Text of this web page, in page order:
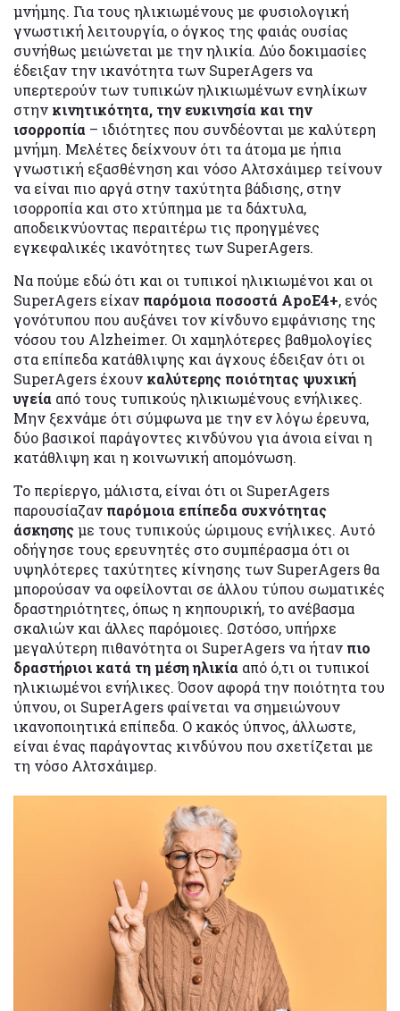
μνήμης. Για τους ηλικιωμένους με φυσιολογική
γνωστική λειτουργία, ο όγκος της φαιάς ουσίας
συνήθως μειώνεται με την ηλικία. Δύο δοκιμασίες
έδειξαν την ικανότητα των SuperAgers να
υπερτερούν των τυπικών ηλικιωμένων ενηλίκων
στην κινητικότητα, την ευκινησία και την
ισορροπία – ιδιότητες που συνδέονται με καλύτερη
μνήμη. Μελέτες δείχνουν ότι τα άτομα με ήπια
γνωστική εξασθένηση και νόσο Αλτσχάιμερ τείνουν
να είναι πιο αργά στην ταχύτητα βάδισης, στην
ισορροπία και στο χτύπημα με τα δάχτυλα,
αποδεικνύοντας περαιτέρω τις προηγμένες
εγκεφαλικές ικανότητες των SuperAgers.
Να πούμε εδώ ότι και οι τυπικοί ηλικιωμένοι και οι
SuperAgers είχαν παρόμοια ποσοστά ApoE4+, ενός
γονότυπου που αυξάνει τον κίνδυνο εμφάνισης της
νόσου του Alzheimer. Οι χαμηλότερες βαθμολογίες
στα επίπεδα κατάθλιψης και άγχους έδειξαν ότι οι
SuperAgers έχουν καλύτερης ποιότητας ψυχική
υγεία από τους τυπικούς ηλικιωμένους ενήλικες.
Μην ξεχνάμε ότι σύμφωνα με την εν λόγω έρευνα,
δύο βασικοί παράγοντες κινδύνου για άνοια είναι η
κατάθλιψη και η κοινωνική απομόνωση.
Το περίεργο, μάλιστα, είναι ότι οι SuperAgers
παρουσίαζαν παρόμοια επίπεδα συχνότητας
άσκησηςμε τους τυπικούς ώριμους ενήλικες. Αυτό
οδήγησε τους ερευνητές στο συμπέρασμα ότι οι
υψηλότερες ταχύτητες κίνησης των SuperAgers θα
μπορούσαν να οφείλονται σε άλλου τύπου σωματικές
δραστηριότητες, όπως η κηπουρική, το ανέβασμα
σκαλιών και άλλες παρόμοιες. Ωστόσο, υπήρχε
μεγαλύτερη πιθανότητα οι SuperAgers να ήταν πιο
δραστήριοι κατά τη μέση ηλικία από ό,τι οι τυπικοί
ηλικιωμένοι ενήλικες. Όσον αφορά την ποιότητα του
ύπνου, οι SuperAgers φαίνεται να σημειώνουν
ικανοποιητικά επίπεδα. Ο κακός ύπνος, άλλωστε,
είναι ένας παράγοντας κινδύνου που σχετίζεται με
τη νόσο Αλτσχάιμερ.